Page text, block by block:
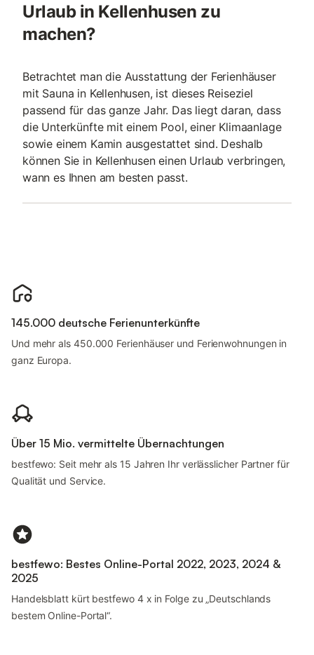
Urlaub in Kellenhusen zu
machen?
Betrachtet man die Ausstattung der Ferienhäuser
mit Sauna in Kellenhusen, ist dieses Reiseziel
passend für das ganze Jahr. Das liegt daran, dass
die Unterkünfte mit einem Pool, einer Klimaanlage
sowie einem Kamin ausgestattet sind. Deshalb
können Sie in Kellenhusen einen Urlaub verbringen,
wann es Ihnen am besten passt.
145.000 deutsche Ferienunterkünfte
Und mehr als 450.000 Ferienhäuser und Ferienwohnungen in
ganz Europa.
Über 15 Mio. vermittelte Übernachtungen
bestfewo: Seit mehr als 15 Jahren Ihr verlässlicher Partner für
Qualität und Service.
bestfewo: Bestes Online-Portal 2022, 2023, 2024 &
2025
Handelsblatt kürt bestfewo 4 x in Folge zu „Deutschlands
bestem Online-Portal“.